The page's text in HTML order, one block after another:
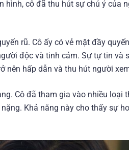
hình, cô đã thu hút sự chú ý của
rũ. Cô ấy có vẻ mặt đầy
độc và tinh cảm. Sự tự tin và
nên hấp dẫn và thu hút người
Cô đã tham gia vào nhiều loại
Khả năng này cho thấy sự